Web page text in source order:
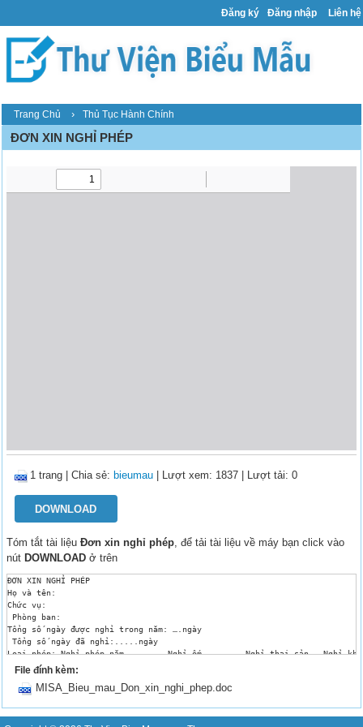
Đăng ký Đăng nhập Liên hệ
Trang Chủ › Thủ Tục Hành Chính
ĐƠN XIN NGHỈ PHÉP
1 trang |Chia sẻ: bieumau | Lượt xem: 1837 | Lượt tải: 0
DOWNLOAD
Tóm tắt tài liệuĐơn xin nghỉ phép, để tải tài liệu về máy bạn click vào
nút DOWNLOAD ở trên
ĐƠN XIN NGHỈ PHÉP
Họ và tên:
Chức vụ:
Phòng ban:
Tổng số ngày được nghỉ trong năm: ….ngày
Tổng số ngày đã nghỉ:.....ngày
Loại phép: Nghỉ phép năm 	 Nghỉ ốm	 Nghỉ thai sản	 Nghỉ khác :......
Xin phép nghỉ từ....h....ngày…../......../...... đến …
Lý do xin nghỉ:
Họ tên:
File đính kèm:
MISA_Bieu_mau_Don_xin_nghi_phep.doc